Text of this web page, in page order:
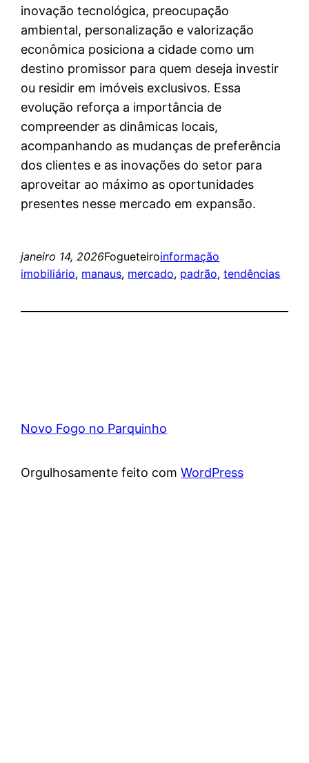
inovação tecnológica, preocupação
ambiental, personalização e valorização
econômica posiciona a cidade como um
destino promissor para quem deseja investir
ou residir em imóveis exclusivos. Essa
evolução reforça a importância de
compreender as dinâmicas locais,
acompanhando as mudanças de preferência
dos clientes e as inovações do setor para
aproveitar ao máximo as oportunidades
presentes nesse mercado em expansão.
janeiro 14, 2026Fogueteiroinformação
imobiliário, manaus, mercado, padrão, tendências
Novo Fogo no Parquinho
Orgulhosamente feito comWordPress